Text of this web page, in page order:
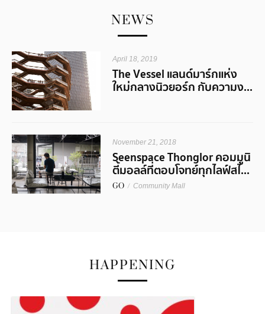
NEWS
April 18, 2019
The Vessel แลนด์มาร์กแห่ง
ใหม่กลางนิวยอร์ก กับความง...
November 21, 2018
Seenspace Thonglor คอมมูนิ
ตี้มอลล์ที่ตอบโจทย์ทุกไลฟ์สไ...
GO / Community Mall
HAPPENING